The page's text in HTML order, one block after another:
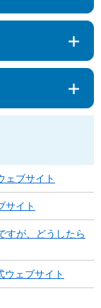
ェブサイト
サイト
すが、どうしたら
ウェブサイト